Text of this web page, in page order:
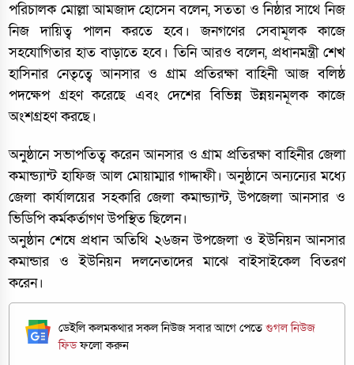
পরিচালক মোল্লা আমজাদ হোসেন বলেন, সততা ও নিষ্ঠার সাথে নিজ
নিজ দায়িত্ব পালন করতে হবে। জনগণের সেবামূলক কাজে
সহযোগিতার হাত বাড়াতে হবে। তিনি আরও বলেন, প্রধানমন্ত্রী শেখ
হাসিনার নেতৃত্বে আনসার ও গ্রাম প্রতিরক্ষা বাহিনী আজ বলিষ্ঠ
পদক্ষেপ গ্রহণ করেছে এবং দেশের বিভিন্ন উন্নয়নমূলক কাজে
অংশগ্রহণ করছে।
অনুষ্ঠানে সভাপতিত্ব করেন আনসার ও গ্রাম প্রতিরক্ষা বাহিনীর জেলা
কমান্ড্যান্ট হাফিজ আল মোয়াম্মার গাদ্দাফী। অনুষ্ঠানে অন্যন্যের মধ্যে
জেলা কার্যালয়ের সহকারি জেলা কমান্ড্যান্ট, উপজেলা আনসার ও
ভিডিপি কর্মকর্তাগণ উপস্থিত ছিলেন।
অনুষ্ঠান শেষে প্রধান অতিথি ২৬জন উপজেলা ও ইউনিয়ন আনসার
কমান্ডার ও ইউনিয়ন দলনেতাদের মাঝে বাইসাইকেল বিতরণ
করেন।
ডেইলি কলমকথার সকল নিউজ সবার আগে পেতেগুগল নিউজ
ফিডফলো করুন